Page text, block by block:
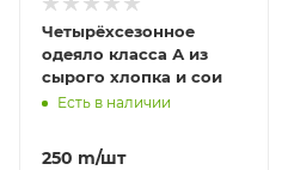
Четырёхсезонное
одеяло класса А из
сырого хлопка и сои
Есть в наличии
250 m/шт